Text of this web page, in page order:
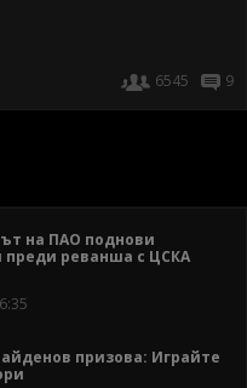
6545
9
на ПАО поднови
преди реванша с ЦСКА
призова: Играйте